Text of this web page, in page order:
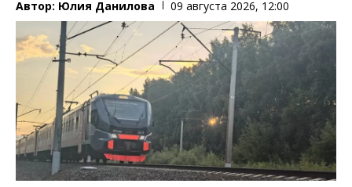
Автор: Юлия Данилова 09 августа 2026, 12:00